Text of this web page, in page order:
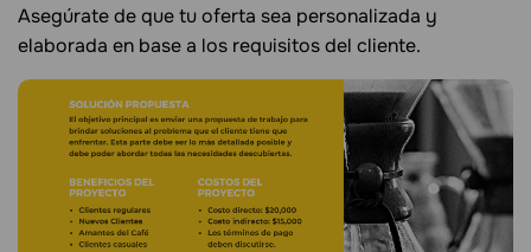
Asegúrate de que tu oferta sea personalizada y
elaborada en base a los requisitos del cliente.